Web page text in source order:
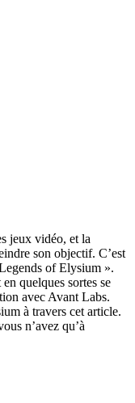
jeux vidéo, et la
son objectif. C’est
of Elysium ».
quelques sortes se
avec Avant Labs.
à travers cet article.
n’avez qu’à